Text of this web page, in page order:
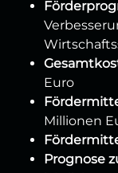
Euro
Millionen
Prognose